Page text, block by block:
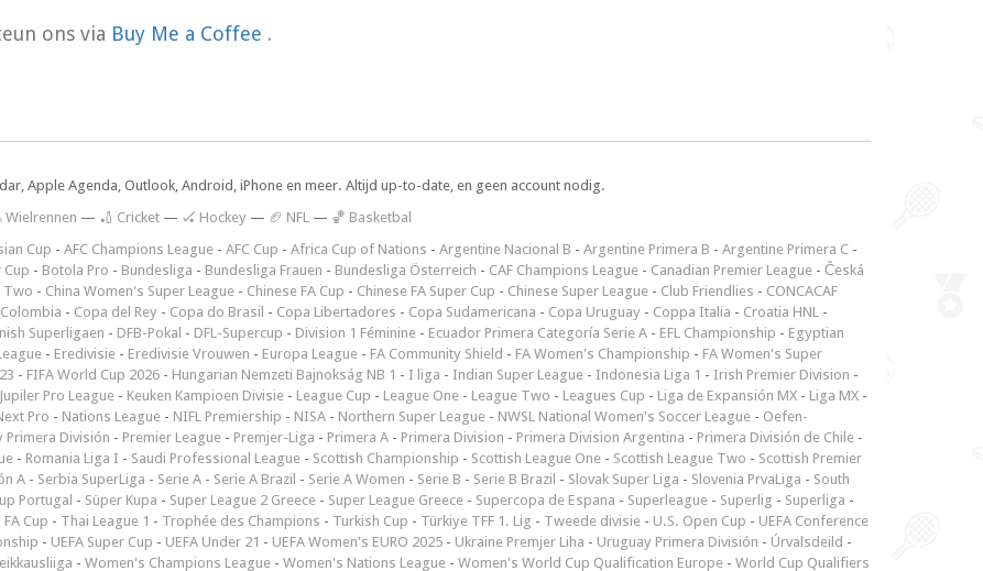
ons via Buy Me a Coffee .
Apple Agenda, Outlook, Android, iPhone en meer. Altijd up-to-date, en geen account nodig.
Wielrennen — 🏏 Cricket — 🏑 Hockey — 🏈 NFL — 🏀 Basketbal
Cup - AFC Champions League - AFC Cup - Africa Cup of Nations - Argentine Nacional B - Argentine Primera B - Argentine Primera C -
Cup - Botola Pro - Bundesliga - Bundesliga Frauen - Bundesliga Österreich - CAF Champions League - Canadian Premier League - Česká
Two - China Women's Super League - Chinese FA Cup - Chinese FA Super Cup - Chinese Super League - Club Friendlies - CONCACAF
- Copa del Rey - Copa do Brasil - Copa Libertadores - Copa Sudamericana - Copa Uruguay - Coppa Italia - Croatia HNL -
Superligaen - DFB-Pokal - DFL-Supercup - Division 1 Féminine - Ecuador Primera Categoría Serie A - EFL Championship - Egyptian
- Eredivisie - Eredivisie Vrouwen - Europa League - FA Community Shield - FA Women's Championship - FA Women's Super
- FIFA World Cup 2026 - Hungarian Nemzeti Bajnokság NB 1 - I liga - Indian Super League - Indonesia Liga 1 - Irish Premier Division -
Jupiler Pro League - Keuken Kampioen Divisie - League Cup - League One - League Two - Leagues Cup - Liga de Expansión MX - Liga MX -
Pro - Nations League - NIFL Premiership - NISA - Northern Super League - NWSL National Women's Soccer League - Oefen-
Primera División - Premier League - Premjer-Liga - Primera A - Primera Division - Primera Division Argentina - Primera División de Chile -
- Romania Liga I - Saudi Professional League - Scottish Championship - Scottish League One - Scottish League Two - Scottish Premier
A - Serbia SuperLiga - Serie A - Serie A Brazil - Serie A Women - Serie B - Serie B Brazil - Slovak Super Liga - Slovenia PrvaLiga - South
Portugal - Süper Kupa - Super League 2 Greece - Super League Greece - Supercopa de Espana - Superleague - Superlig - Superliga -
Cup - Thai League 1 - Trophée des Champions - Turkish Cup - Türkiye TFF 1. Lig - Tweede divisie - U.S. Open Cup - UEFA Conference
- UEFA Super Cup - UEFA Under 21 - UEFA Women's EURO 2025 - Ukraine Premjer Liha - Uruguay Primera División - Úrvalsdeild -
- Women's Champions League - Women's Nations League - Women's World Cup Qualification Europe - World Cup Qualifiers